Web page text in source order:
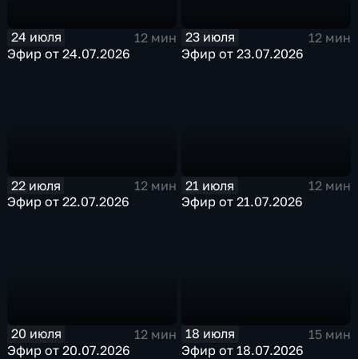
24 июля
12 мин
Эфир от 24.07.2026
23 июля
12 мин
Эфир от 23.07.2026
22 июля
12 мин
Эфир от 22.07.2026
21 июля
12 мин
Эфир от 21.07.2026
20 июля
12 мин
Эфир от 20.07.2026
18 июля
15 мин
Эфир от 18.07.2026